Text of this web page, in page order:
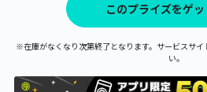
このプライズをゲ
※在庫がなくなり次第終了となります。サービスサ
い。